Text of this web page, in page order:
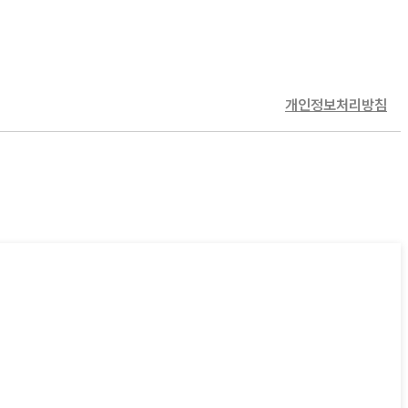
개인정보처리방침